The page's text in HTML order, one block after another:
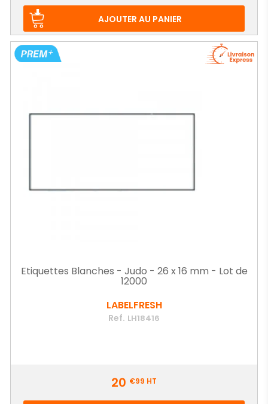
AJOUTER AU PANIER
Etiquettes Blanches - Judo - 26 x 16 mm - Lot de
12000
LABELFRESH
Ref. LH18416
20 €99 HT